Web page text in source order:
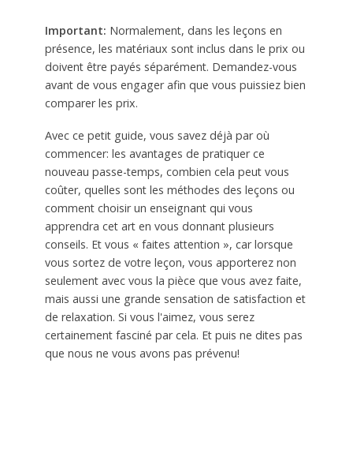
Important: Normalement, dans les leçons en
présence, les matériaux sont inclus dans le prix ou
doivent être payés séparément. Demandez-vous
avant de vous engager afin que vous puissiez bien
comparer les prix.
Avec ce petit guide, vous savez déjà par où
commencer: les avantages de pratiquer ce
nouveau passe-temps, combien cela peut vous
coûter, quelles sont les méthodes des leçons ou
comment choisir un enseignant qui vous
apprendra cet art en vous donnant plusieurs
conseils. Et vous « faites attention », car lorsque
vous sortez de votre leçon, vous apporterez non
seulement avec vous la pièce que vous avez faite,
mais aussi une grande sensation de satisfaction et
de relaxation. Si vous l'aimez, vous serez
certainement fasciné par cela. Et puis ne dites pas
que nous ne vous avons pas prévenu!